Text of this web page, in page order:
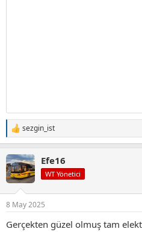
T
e
k
i
l
sezgin_ist
Efe16
WT Yönetici
8 May 2025
Gerçekten güzel olmuş tam